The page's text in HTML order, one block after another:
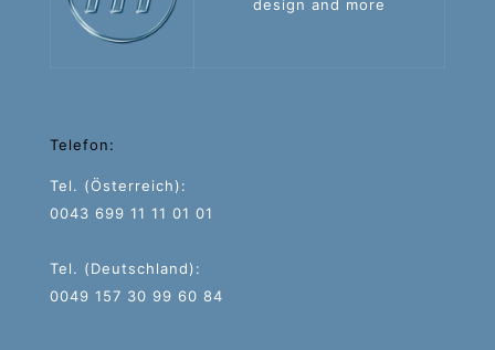
design and more
Telefon:
Tel. (Österreich):
0043 699 11 11 01 01
Tel. (Deutschland):
0049 157 30 99 60 84